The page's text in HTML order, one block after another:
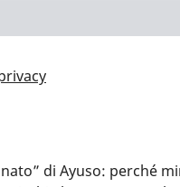
di Ayuso: perché